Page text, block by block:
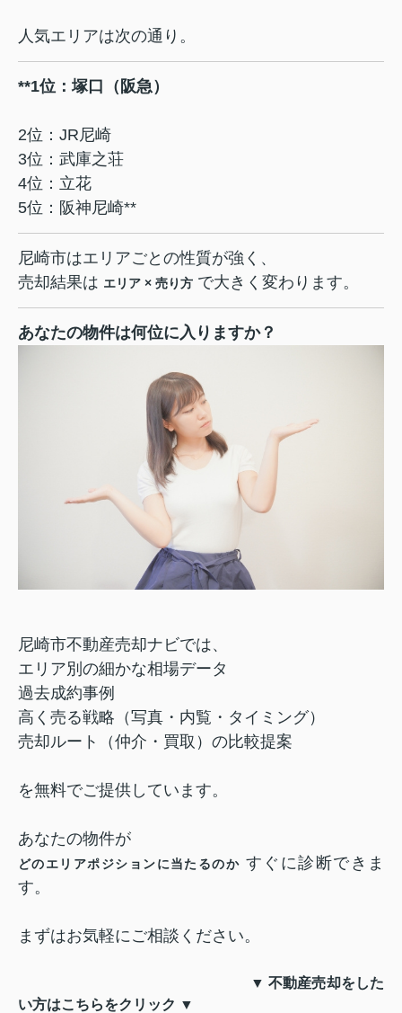
人気エリアは次の通り。
**1位：塚口（阪急）
2位：JR尼崎
3位：武庫之荘
4位：立花
5位：阪神尼崎**
尼崎市はエリアごとの性質が強く、
売却結果は エリア × 売り方 で大きく変わります。
あなたの物件は何位に入りますか？
尼崎市不動産売却ナビでは、
エリア別の細かな相場データ
過去成約事例
高く売る戦略（写真・内覧・タイミング）
売却ルート（仲介・買取）の比較提案
を無料でご提供しています。
あなたの物件が
どのエリアポジションに当たるのか すぐに診断できま
す。
まずはお気軽にご相談ください。
▼ 不動産売却をした
い方はこちらをクリック ▼